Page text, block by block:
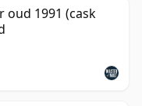
oud 1991 (cask